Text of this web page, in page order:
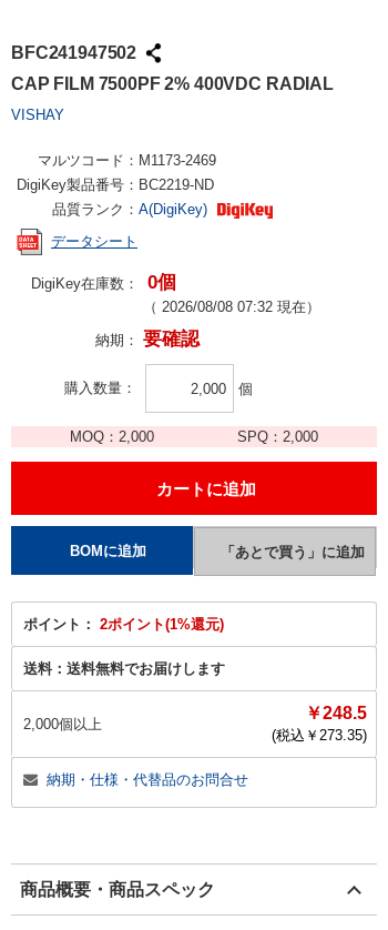
BFC241947502
CAP FILM 7500PF 2% 400VDC RADIAL
VISHAY
マルツコード： M1173-2469
DigiKey製品番号： BC2219-ND
品質ランク： A(DigiKey)
データシート
DigiKey在庫数： 0個
（ 2026/08/08 07:32 現在）
納期： 要確認
購入数量 個
MOQ： 2,000 SPQ：2,000
ポイント： 2ポイント(1%還元)
送料： 送料無料でお届けします
2,000個以上
￥248.5
(税込￥ 273.35)
納期・仕様・代替品のお問合せ
商品概要・商品スペック